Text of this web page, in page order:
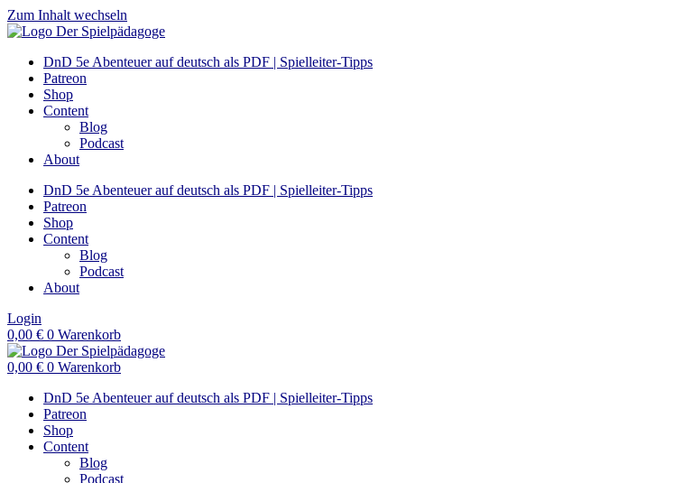
Zum Inhalt wechseln
DnD 5e Abenteuer auf deutsch als PDF | Spielleiter-Tipps
Patreon
Shop
Content
Blog
Podcast
About
DnD 5e Abenteuer auf deutsch als PDF | Spielleiter-Tipps
Patreon
Shop
Content
Blog
Podcast
About
Login
0,00 € 0 Warenkorb
0,00 € 0 Warenkorb
DnD 5e Abenteuer auf deutsch als PDF | Spielleiter-Tipps
Patreon
Shop
Content
Blog
Podcast